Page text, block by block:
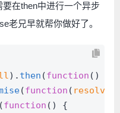
要在then中进行一个异步
老兄早就帮你做好了。
). then (function ( ) {
(function (
(function ( ) {